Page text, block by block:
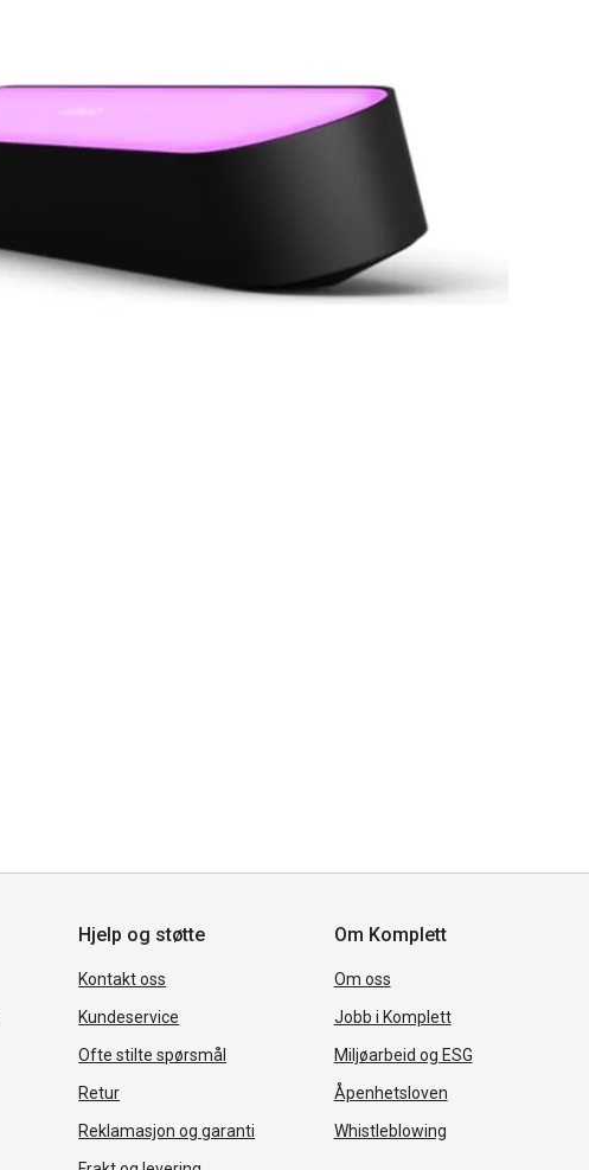
Hjelp og støtte
Kontakt oss
Kundeservice
Ofte stilte spørsmål
Retur
Reklamasjon og garanti
Om Komplett
Om oss
Jobb i Komplett
Miljøarbeid og ESG
Åpenhetsloven
Whistleblowing